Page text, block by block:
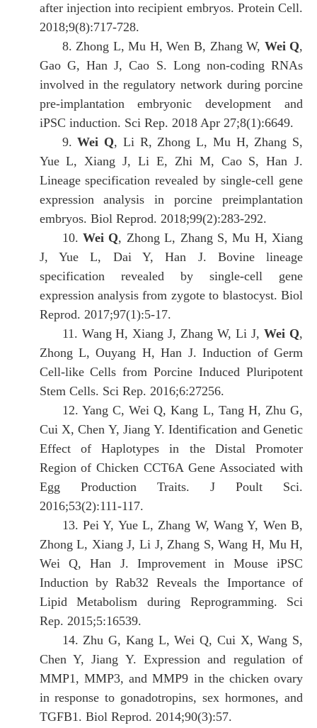
after injection into recipient embryos. Protein Cell.
2018;9(8):717-728.
8. Zhong L, Mu H, Wen B, Zhang W, Wei Q,
Gao G, Han J, Cao S. Long non-coding RNAs
involved in the regulatory network during porcine
pre-implantation embryonic development and
iPSC induction. Sci Rep. 2018 Apr 27;8(1):6649.
9.Wei Q, Li R, Zhong L, Mu H, Zhang S,
Yue L, Xiang J, Li E, Zhi M, Cao S, Han J.
Lineage specification revealed by single-cell gene
expression analysis in porcine preimplantation
embryos. Biol Reprod. 2018;99(2):283-292.
10. Wei Q, Zhong L, Zhang S, Mu H, Xiang
J, Yue L, Dai Y, Han J. Bovine lineage
specification revealed by single-cell gene
expression analysis from zygote to blastocyst. Biol
Reprod. 2017;97(1):5-17.
11. Wang H, Xiang J, Zhang W, Li J,Wei Q,
Zhong L, Ouyang H, Han J. Induction of Germ
Cell-like Cells from Porcine Induced Pluripotent
Stem Cells. Sci Rep. 2016;6:27256.
12. Yang C, Wei Q, Kang L, Tang H, Zhu G,
Cui X, Chen Y, Jiang Y. Identification and Genetic
Effect of Haplotypes in the Distal Promoter
Region of Chicken CCT6A Gene Associated with
Egg Production Traits. J Poult Sci.
2016;53(2):111-117.
13. Pei Y, Yue L, Zhang W, Wang Y, Wen B,
Zhong L, Xiang J, Li J, Zhang S, Wang H, Mu H,
Wei Q, Han J. Improvement in Mouse iPSC
Induction by Rab32 Reveals the Importance of
Lipid Metabolism during Reprogramming. Sci
Rep. 2015;5:16539.
14. Zhu G, Kang L, Wei Q, Cui X, Wang S,
Chen Y, Jiang Y. Expression and regulation of
MMP1, MMP3, and MMP9 in the chicken ovary
in response to gonadotropins, sex hormones, and
TGFB1. Biol Reprod. 2014;90(3):57.